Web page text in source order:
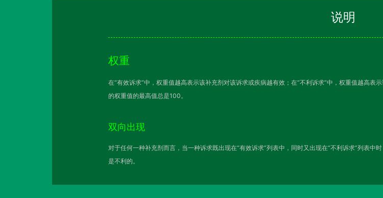
说明
权重
在“有效诉求”中，权重值越高表示该补充剂对该诉求或疾病越有效；在“不利诉求”中，权重值越高
的权重值的最高值总是100。
双向出现
对于任何一种补充剂而言，当一种诉求既出现在“有效诉求”列表中，同时又出现在“不利诉求”列表
是不利的。